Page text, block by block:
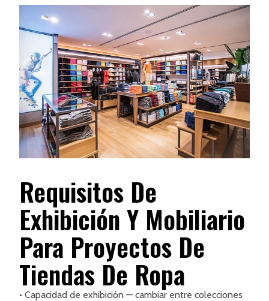
Requisitos De
Exhibición Y Mobiliario
Para Proyectos De
Tiendas De Ropa
• Capacidad de exhibición — cambiar entre colecciones